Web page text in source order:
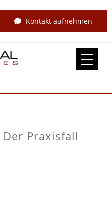
Kontakt aufnehmen
Der Praxisfall